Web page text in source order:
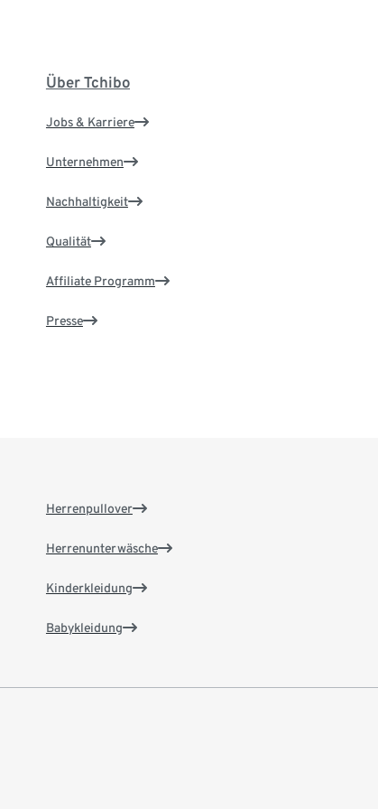
Über Tchibo
Jobs & Karriere
Unternehmen
Nachhaltigkeit
Qualität
Affiliate Programm
Presse
Herrenpullover
Herrenunterwäsche
Kinderkleidung
Babykleidung